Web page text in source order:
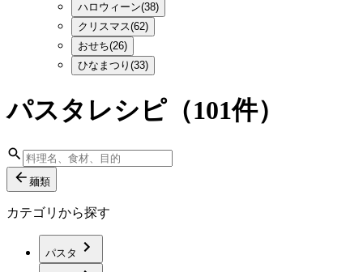
ハロウィーン(38)
クリスマス(62)
おせち(26)
ひなまつり(33)
パスタレシピ（101件）
麺類
カテゴリから探す
パスタ